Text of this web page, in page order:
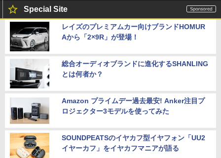
Special Site
レイズのプレミアムカー向けブランドHOMUR
Aから「2×9R」が登場！
総合オーディオブランドに進化するSHANLING
とは何者か？
Amazon プライムデー過去最安! Anker注目プ
ロジェクター3モデルを使ってみた
SOUNDPEATSのイヤカフ型イヤフォン「UU2
イヤーカフ」をイヤカフマニアが語る